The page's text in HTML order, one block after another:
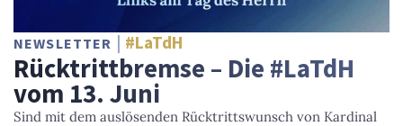
NEWSLETTER #LaTdH
Rücktrittbremse – Die #LaTdH
vom 13. Juni
Sind mit dem auslösenden Rücktrittswunsch von Kardinal